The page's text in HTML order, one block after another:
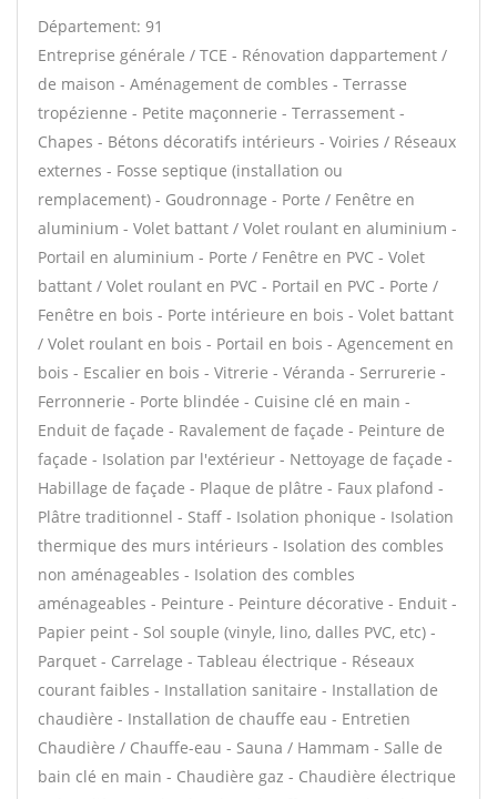
Département: 91
Entreprise générale / TCE - Rénovation dappartement /
de maison - Aménagement de combles - Terrasse
tropézienne - Petite maçonnerie - Terrassement -
Chapes - Bétons décoratifs intérieurs - Voiries / Réseaux
externes - Fosse septique (installation ou
remplacement) - Goudronnage - Porte / Fenêtre en
aluminium - Volet battant / Volet roulant en aluminium -
Portail en aluminium - Porte / Fenêtre en PVC - Volet
battant / Volet roulant en PVC - Portail en PVC - Porte /
Fenêtre en bois - Porte intérieure en bois - Volet battant
/ Volet roulant en bois - Portail en bois - Agencement en
bois - Escalier en bois - Vitrerie - Véranda - Serrurerie -
Ferronnerie - Porte blindée - Cuisine clé en main -
Enduit de façade - Ravalement de façade - Peinture de
façade - Isolation par l'extérieur - Nettoyage de façade -
Habillage de façade - Plaque de plâtre - Faux plafond -
Plâtre traditionnel - Staff - Isolation phonique - Isolation
thermique des murs intérieurs - Isolation des combles
non aménageables - Isolation des combles
aménageables - Peinture - Peinture décorative - Enduit -
Papier peint - Sol souple (vinyle, lino, dalles PVC, etc) -
Parquet - Carrelage - Tableau électrique - Réseaux
courant faibles - Installation sanitaire - Installation de
chaudière - Installation de chauffe eau - Entretien
Chaudière / Chauffe-eau - Sauna / Hammam - Salle de
bain clé en main - Chaudière gaz - Chaudière électrique